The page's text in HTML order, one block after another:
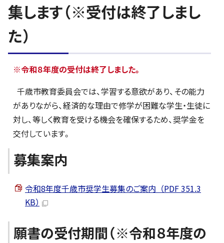
集します（※受付は終了しまし
た）
※令和８年度の受付は終了しました。
千歳市教育委員会では、学習する意欲があり、その能力
がありながら、経済的な理由で修学が困難な学生・生徒に
対し、等しく教育を受ける機会を確保するため、奨学金を
交付しています。
募集案内
令和8年度千歳市奨学生募集のご案内 （PDF 351.3
KB）
願書の受付期間（※令和８年度の